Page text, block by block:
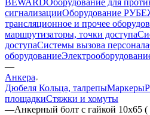
сигнализацииОборудование
трансляционное и прочее
маршрутизаторы, точки доступа
доступаСистемы вызова персонала
оборудование
—
Анкера
Дюбеля Кольца, талрепыМаркеры
площадкиСтяжки и хомуты
—Анкерный болт с гайкой 10х65